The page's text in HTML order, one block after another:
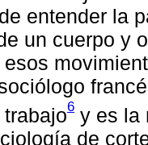
entender la
un cuerpo y
6 y es la
de